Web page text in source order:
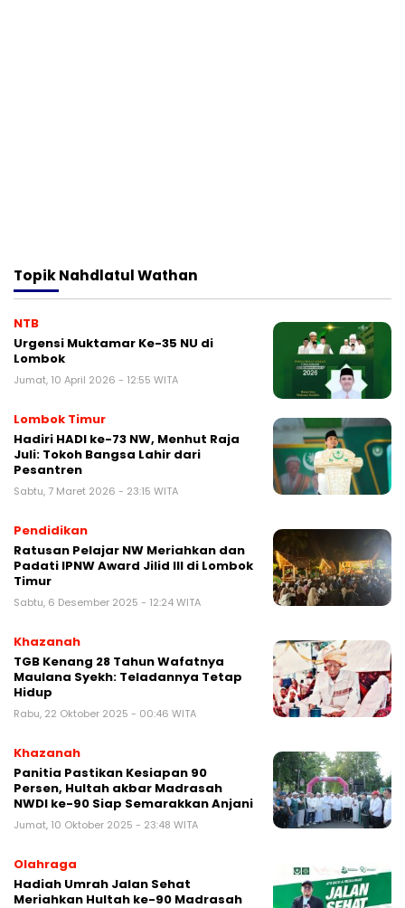
TopikNahdlatul Wathan
NTB
Urgensi Muktamar Ke-35 NU di
Lombok
Jumat, 10 April 2026 - 12:55 WITA
Lombok Timur
Hadiri HADI ke-73 NW, Menhut Raja
Juli: Tokoh Bangsa Lahir dari
Pesantren
Sabtu, 7 Maret 2026 - 23:15 WITA
Pendidikan
Ratusan Pelajar NW Meriahkan dan
Padati IPNW Award Jilid III di Lombok
Timur
Sabtu, 6 Desember 2025 - 12:24 WITA
Khazanah
TGB Kenang 28 Tahun Wafatnya
Maulana Syekh: Teladannya Tetap
Hidup
Rabu, 22 Oktober 2025 - 00:46 WITA
Khazanah
Panitia Pastikan Kesiapan 90
Persen, Hultah akbar Madrasah
NWDI ke-90 Siap Semarakkan Anjani
Jumat, 10 Oktober 2025 - 23:48 WITA
Olahraga
Hadiah Umrah Jalan Sehat
Meriahkan Hultah ke-90 Madrasah